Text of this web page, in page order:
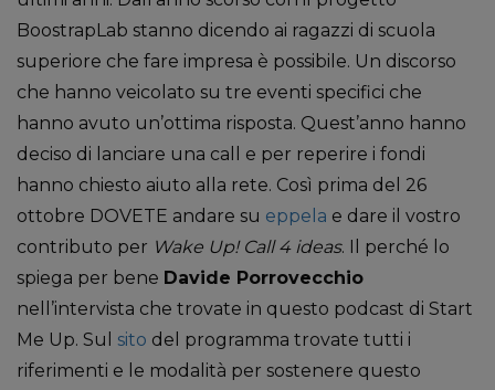
BoostrapLab stanno dicendo ai ragazzi di scuola
superiore che fare impresa è possibile. Un discorso
che hanno veicolato su tre eventi specifici che
hanno avuto un’ottima risposta. Quest’anno hanno
deciso di lanciare una call e per reperire i fondi
hanno chiesto aiuto alla rete. Così prima del 26
ottobre DOVETE andare su eppela e dare il vostro
contributo per Wake Up! Call 4 ideas. Il perché lo
spiega per bene Davide Porrovecchio
nell’intervista che trovate in questo podcast di Start
Me Up. Sul sito del programma trovate tutti i
riferimenti e le modalità per sostenere questo